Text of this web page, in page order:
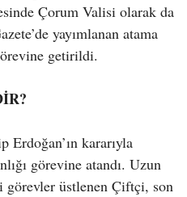
Çorum Valisi olarak da
yayımlanan atama
getirildi.
Erdoğan’ın kararıyla
görevine atandı. Uzun
görevler üstlenen Çiftçi, son